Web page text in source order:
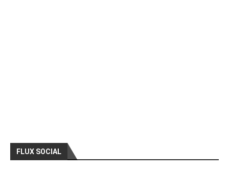
FLUX SOCIAL